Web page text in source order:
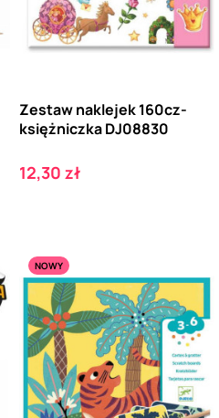
Zestaw naklejek 160cz-
księżniczka DJ08830
Cena
12,30 zł
NOWY